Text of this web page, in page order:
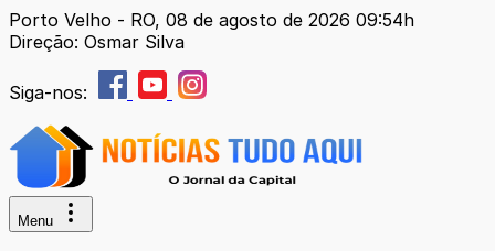
Porto Velho - RO, 08 de agosto de 2026 09:54h
Direção: Osmar Silva
Siga-nos:
Menu